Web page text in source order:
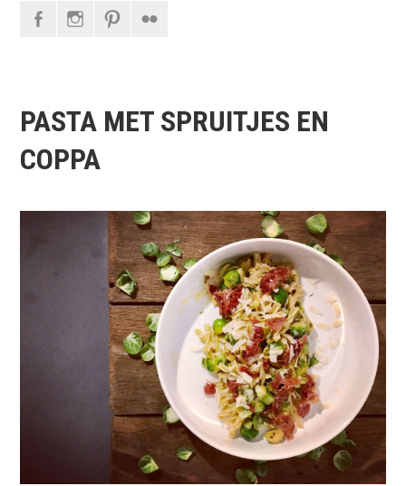
FacebookInstagram
PASTA MET SPRUITJES EN
COPPA